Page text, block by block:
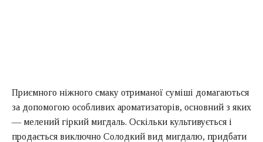
Приємного ніжного смаку отриманої суміші домагаються
за допомогою особливих ароматизаторів, основний з яких
— мелений гіркий мигдаль. Оскільки культивується і
продається виключно Солодкий вид мигдалю, придбати